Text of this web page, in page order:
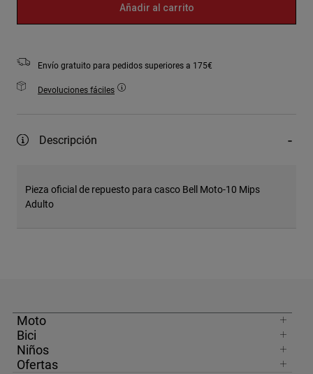
Añadir al carrito
Envío gratuito para pedidos superiores a 175€
Devoluciones fáciles
Descripción
Pieza oficial de repuesto para casco Bell Moto-10 Mips
Adulto
Moto
Bici
Niños
Ofertas